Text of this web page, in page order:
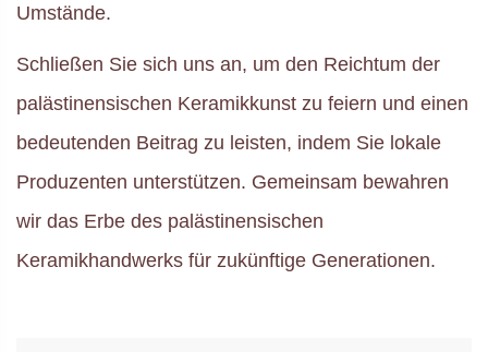
Umstände.
Schließen Sie sich uns an, um den Reichtum der
palästinensischen Keramikkunst zu feiern und einen
bedeutenden Beitrag zu leisten, indem Sie lokale
Produzenten unterstützen. Gemeinsam bewahren
wir das Erbe des palästinensischen
Keramikhandwerks für zukünftige Generationen.